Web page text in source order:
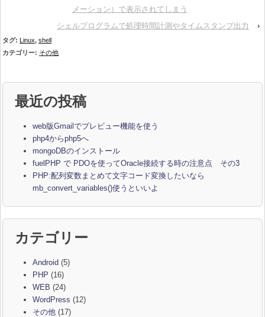
メーション）で表示されてしまう
シェルプログラムで処理時間計測やタイムスタンプ出力
›
タグ: Linux, shell
カテゴリー: その他
最近の投稿
web版Gmailでプレビュー機能を使う
php4からphp5へ
mongoDBのインストール
fuelPHP で PDOを使ってOracle接続する時の注意点 その3
PHP:配列変数まとめて文字コード変換したいなら
mb_convert_variables()使うといいよ
カテゴリー
Android(5)
PHP (16)
WEB (24)
WordPress (12)
その他(17)